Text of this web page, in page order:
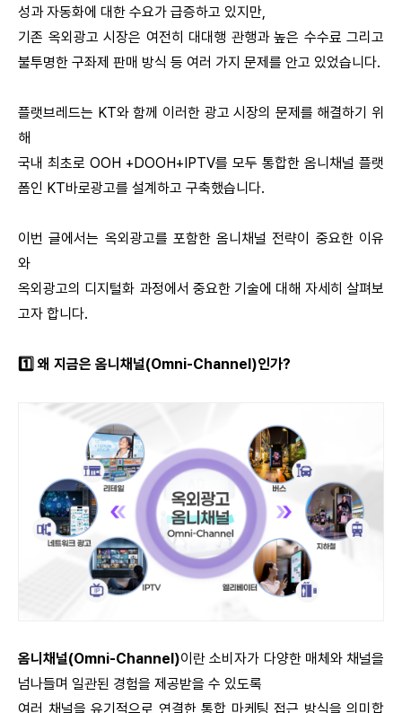
성과 자동화에 대한 수요가 급증하고 있지만
기존 옥외광고 시장은 여전히 대대행 관행과 높은 수수료 그리고
불투명한 구좌제 판매 방식 등 여러 가지 문제를 안고 있었습니다.
플랫브레드는 KT와 함께 이러한 광고 시장의 문제를 해결하기 위
해
국내 최초로 OOH +DOOH+IPTV를 모두 통합한 옴니채널 플랫
폼인 KT바로광고를 설계하고 구축했습니다.
이번 글에서는 옥외광고를 포함한 옴니채널 전략이 중요한 이유
와
옥외광고의 디지털화 과정에서 중요한 기술에 대해 자세히 살펴보
고자 합니다.
1️ 왜 지금은 옴니채널(Omni-Channel)인가?
옴니채널(Omni-Channel)이란 소비자가 다양한 매체와 채널을
넘나들며 일관된 경험을 제공받을 수 있도록
여러 채널을 유기적으로 연결한 통합 마케팅 접근 방식을 의미합